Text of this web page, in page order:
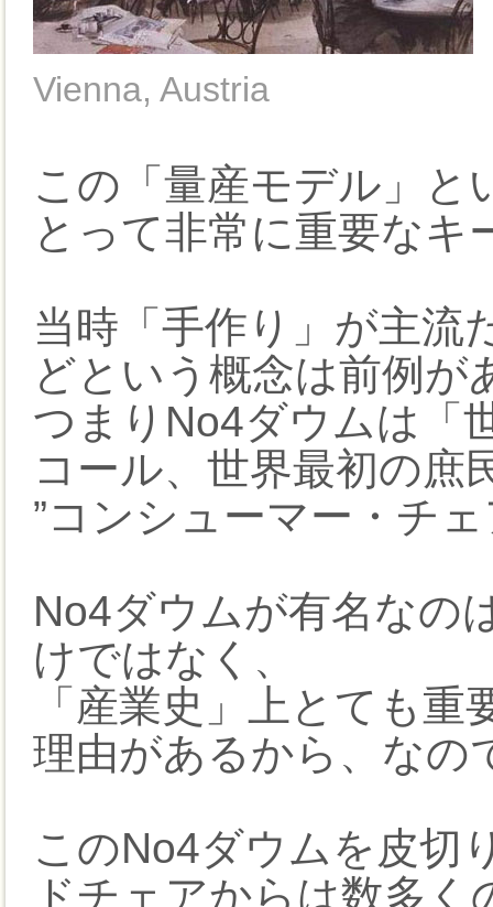
Vienna, Austria
この「量産モデル」と
とって非常に重要なキ
当時「手作り」が主流
どという概念は前例が
つまりNo4ダウムは「
コール、世界最初の庶
”コンシューマー・チ
No4ダウムが有名なの
けではなく、
「産業史」上とても
理由があるから、なの
このNo4ダウムを皮切
ドチェアからは数多